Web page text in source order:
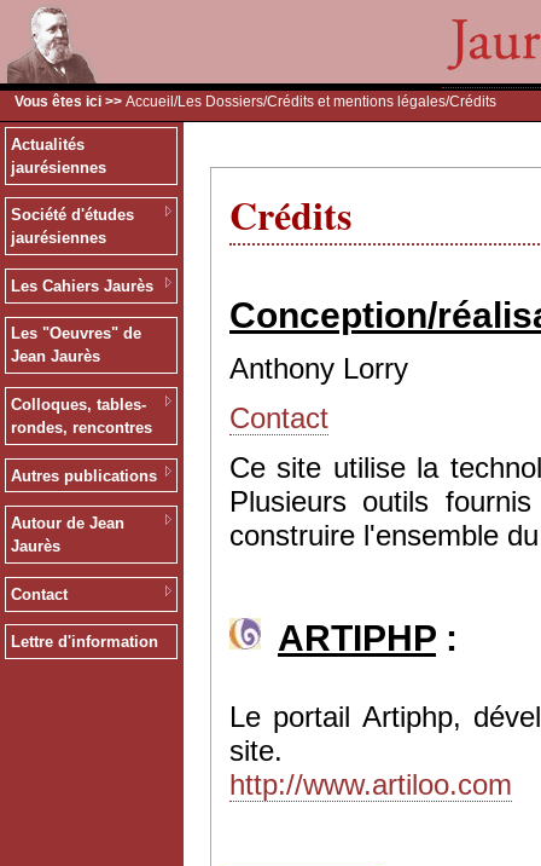
Vous êtes ici >> Accueil /Les Dossiers/Crédits et mentions légales/Crédits
Actualités
jaurésiennes
Société d'études
jaurésiennes
Les Cahiers Jaurès
Les "Oeuvres" de
Jean Jaurès
Colloques, tables-
rondes, rencontres
Autres publications
Autour de Jean
Jaurès
Contact
Lettre d'information
Crédits
Conception/
Anthony Lorry
Contact
Ce site utilise la
Plusieurs outils
construire l'ensemble
ARTIPHP :
Le portail Artiphp,
site.
http://www.artiloo.com